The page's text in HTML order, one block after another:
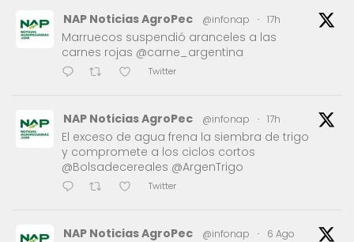
NAP Noticias AgroPec @infonap · 17h
Marruecos suspendió aranceles a las
carnes rojas @carne_argentina
Twitter
NAP Noticias AgroPec @infonap · 17h
El exceso de agua frena la siembra de trigo
y compromete a los ciclos cortos
@Bolsadecereales @ArgenTrigo
Twitter
NAP Noticias AgroPec @infonap · 6 Ago